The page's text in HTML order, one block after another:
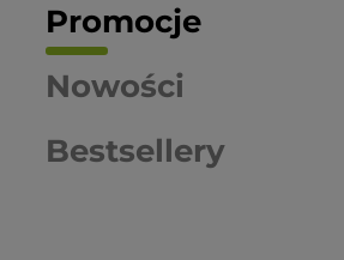
Promocje
Nowości
Bestsellery